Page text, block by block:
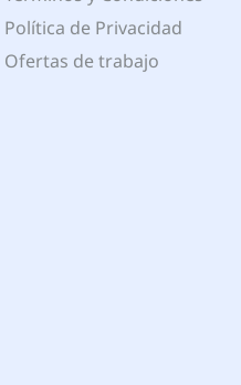
Política de Privacidad
Ofertas de trabajo